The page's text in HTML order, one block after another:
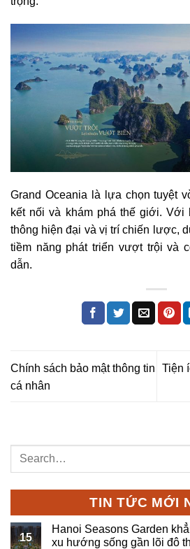
Grand Oceania là lựa chọn tuyệt
kết nối và khám phá thế giới. Với
thông hiện đại và vị trí chiến lược,
tiềm năng phát triển vượt trội và
dẫn.
Chính sách bảo mật thông tin
cá nhân
Tiện
TIN TỨC MỚI
15
Hanoi Seasons Garden
xu hướng sống gần lõi đô